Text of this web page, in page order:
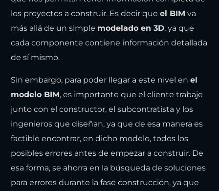
los proyectos a construir. Es decir queel BIM va
más allá de un simple modelado en 3D, ya que
cada componente contiene información detallada
de sí mismo.
Sin embargo, para poder llegar a este nivel enel
modelo BIM, es importante que el cliente trabaje
junto con el constructor, el subcontratista y los
ingenieros que diseñan, ya que de esa manera es
factible encontrar, en dicho modelo, todos los
posibles errores antes de empezar a construir. De
esa forma, se ahorra en la búsqueda de soluciones
para errores durante la fase construcción, ya que